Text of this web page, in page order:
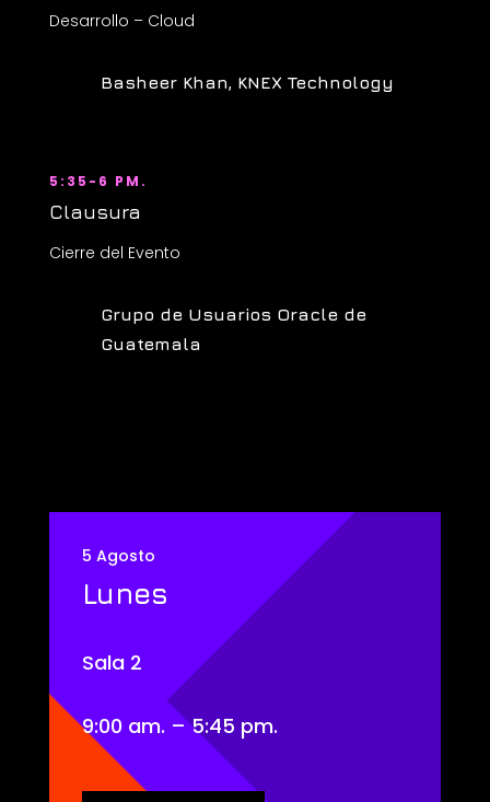
Desarrollo – Cloud
Basheer Khan, KNEX Technology
5:35-6 PM.
Clausura
Cierre del Evento
Grupo de Usuarios Oracle de
Guatemala
5 Agosto
Lunes
Sala 2
9:00 am. – 5:45 pm.